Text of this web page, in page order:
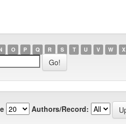
O P Q R S T U V W X
Authors/Record: